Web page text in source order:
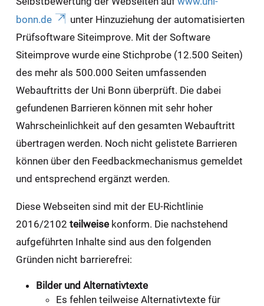
bonn.de
unter Hinzuziehung der automatisierten
Prüfsoftware Siteimprove. Mit der Software
Siteimprove wurde eine Stichprobe (12.500 Seiten)
des mehr als 500.000 Seiten umfassenden
Webauftritts der Uni Bonn überprüft. Die dabei
gefundenen Barrieren können mit sehr hoher
Wahrscheinlichkeit auf den gesamten Webauftritt
übertragen werden. Noch nicht gelistete Barrieren
können über den Feedbackmechanismus gemeldet
und entsprechend ergänzt werden.
Diese Webseiten sind mit der EU-Richtlinie
2016/2102 teilweisekonform. Die nachstehend
aufgeführten Inhalte sind aus den folgenden
Gründen nicht barrierefrei:
Bilder und Alternativtexte
Es fehlen teilweise Alternativtexte für